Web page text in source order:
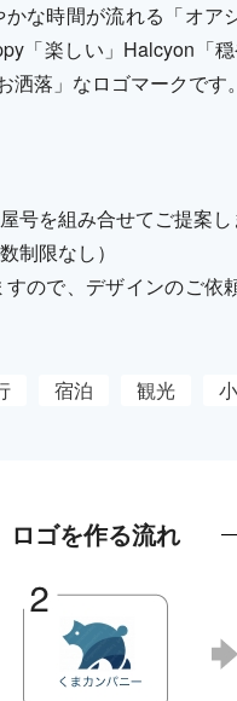
な時間が流れる「オア
「楽しい」Halcyon「
落」なロゴマークです。
号を組み合せてご提案し
制限なし）
ので、デザインのご依
宿泊 観光
ロゴを作る流れ